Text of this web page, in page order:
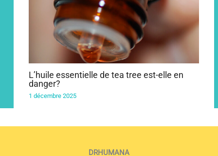
L’huile essentielle de tea tree est-elle en
danger?
1 décembre 2025
DRHUMANA